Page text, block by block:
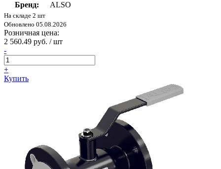
Бренд:
ALSO
На складе 2 шт
Обновлено 05.08.2026
Розничная цена:
2 560.49 руб. / шт
-
+
Купить